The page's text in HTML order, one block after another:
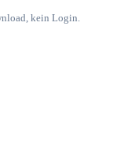
kein Login.